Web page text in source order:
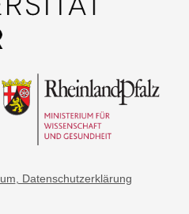
, Datenschutzerklärung